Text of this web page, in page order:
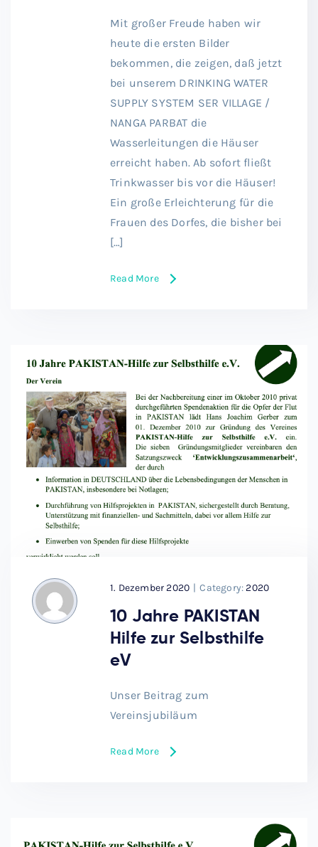
Mit großer Freude haben wir
heute die ersten Bilder
bekommen, die zeigen, daß jetzt
bei unserem DRINKING WATER
SUPPLY SYSTEM SER VILLAGE /
NANGA PARBAT die
Wasserleitungen die Häuser
erreicht haben. Ab sofort fließt
Trinkwasser bis vor die Häuser!
Ein große Erleichterung für die
Frauen des Dorfes, die bisher bei
[…]
Read More
1. Dezember 2020 | Category:2020
10 Jahre PAKISTAN
Hilfe zur Selbsthilfe
eV
Unser Beitrag zum
Vereinsjubiläum
Read More